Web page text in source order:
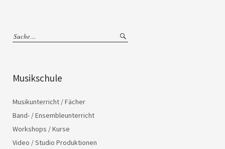
Musikschule
Musikunterricht / Fächer
Band- / Ensembleunterricht
Workshops / Kurse
Video / Studio Produktionen